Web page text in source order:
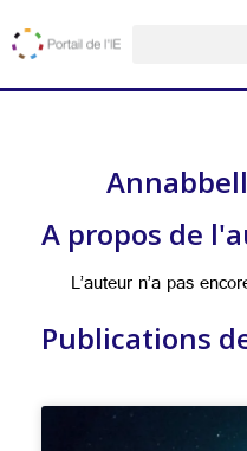
A propos de
L’auteur n’a pas
Publications